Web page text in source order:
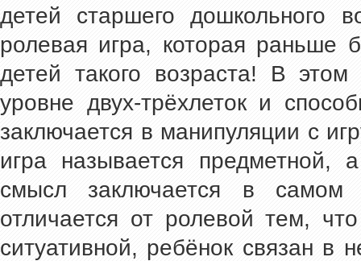
детей старшего дошкольного
ролевая игра, которая раньше
детей такого возраста! В
уровне двух-трёхлеток и
заключается в манипуляции с
игра называется предметной,
смысл заключается в самом
отличается от ролевой тем,
ситуативной, ребёнок связан